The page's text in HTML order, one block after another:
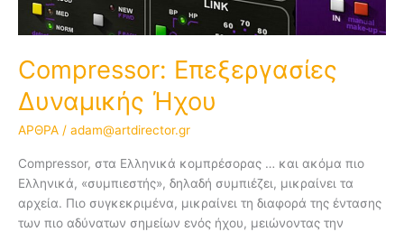
Compressor: Επεξεργασίες
Δυναμικής Ήχου
ΑΡΘΡΑ / adam@artdirector.gr
Compressor, στα Ελληνικά κομπρέσορας … και ακόμα πιο
Ελληνικά, «συμπιεστής», δηλαδή συμπιέζει, μικραίνει τα
αρχεία. Πιο συγκεκριμένα, μικραίνει τη διαφορά της έντασης
των πιο αδύνατων σημείων ενός ήχου, μειώνοντας την